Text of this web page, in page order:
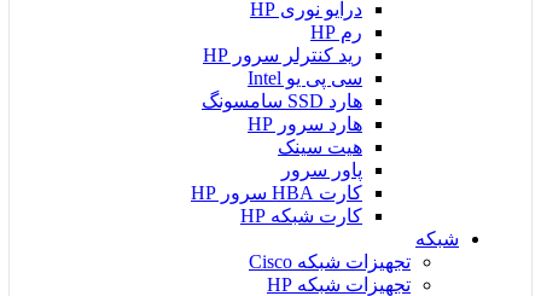
درایو نوری HP
رم HP
رید کنترلر سرور HP
سی پی یو Intel
هارد SSD سامسونگ
هارد سرور HP
هیت سینک
پاور سرور
کارت HBA سرور HP
کارت شبکه HP
شبکه
تجهیزات شبکه Cisco
تجهیزات شبکه HP